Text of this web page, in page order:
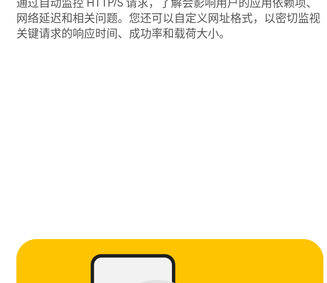
通过自动监控 HTTP/S 请求，了解会影响用户的应用依赖项、
网络延迟和相关问题。您还可以自定义网址格式，以密切监视
关键请求的响应时间、成功率和载荷大小。